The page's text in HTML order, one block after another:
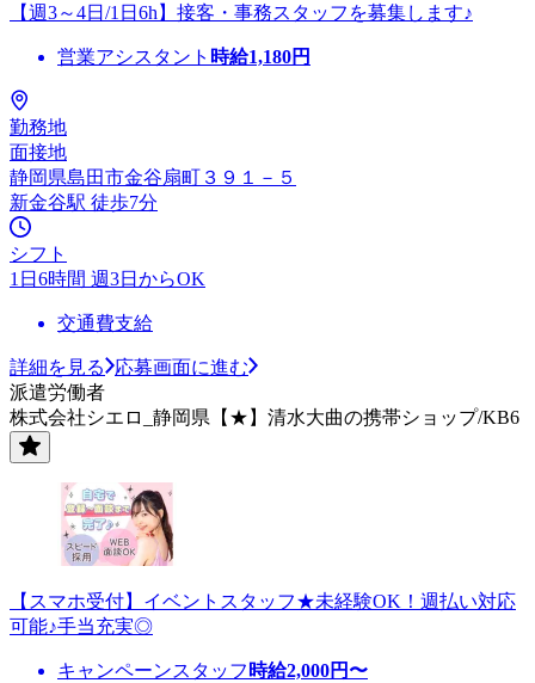
【週3～4日/1日6h】接客・事務スタッフを募集します♪
営業アシスタント 時給1,180円
勤務地
面接地
静岡県島田市金谷扇町３９１－５
新金谷駅 徒歩7分
シフト
1日6時間 週3日からOK
交通費支給
詳細を見る
応募画面に進む
派遣労働者
株式会社シエロ_静岡県【★】清水大曲の携帯ショップ/KB6
【スマホ受付】イベントスタッフ★未経験OK！週払い対応
可能♪手当充実◎
キャンペーンスタッフ 時給2,000円〜